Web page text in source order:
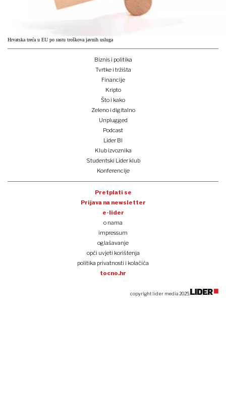
Hrvatska treća u EU po rastu troškova javnih usluga
Biznis i politika
Tvrtke i tržišta
Financije
Kripto
Što i kako
Zeleno i digitalno
Unplugged
Podcast
Lider BI
Klub izvoznika
Studentski Lider klub
Konferencije
Pretplati se
Prijava na newsletter
e-lider
o nama
impressum
oglašavanje
opći uvjeti korištenja
politika privatnosti i kolačića
tocno.hr
copyright lider media 2025.